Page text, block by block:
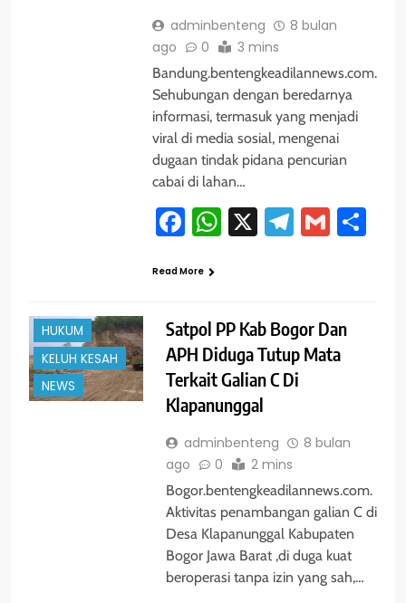
adminbenteng
8 bulan
ago
0 3 mins
Bandung.bentengkeadilannews.com.
Sehubungan dengan beredarnya
informasi, termasuk yang menjadi
viral di media sosial, mengenai
dugaan tindak pidana pencurian
cabai di lahan…
Facebook
WhatsApp
X Telegram
Gmail
Read More
HUKUM
KELUH KESAH
NEWS
Satpol PP Kab Bogor Dan
APH Diduga Tutup Mata
Terkait Galian C Di
Klapanunggal
adminbenteng
8 bulan
ago
0 2 mins
Bogor.bentengkeadilannews.com.
Aktivitas penambangan galian C di
Desa Klapanunggal Kabupaten
Bogor Jawa Barat ,di duga kuat
beroperasi tanpa izin yang sah,…